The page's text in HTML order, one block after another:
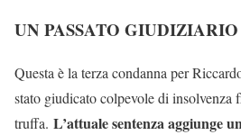
UN PASSATO
Questa è la terza condanna per
stato giudicato colpevole di insolvenza
truffa. L’attuale sentenza aggiunge